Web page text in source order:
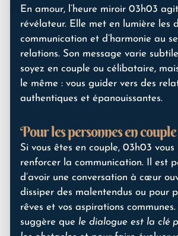
En amour, l’heure miroir 03h03
révélateur. Elle met en lumière les
communication et d’harmonie au
relations. Son message varie
soyez en couple ou célibataire,
le même : vous guider vers des
authentiques et épanouissantes.
Pour les personnes en couple
Si vous êtes en couple, 03h03 vous
renforcer la communication. Il est
d’avoir une conversation à cœur
dissiper des malentendus ou pour
rêves et vos aspirations
suggère que le dialogue est la clé